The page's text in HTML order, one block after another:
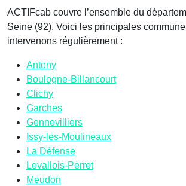
ACTIFcab couvre l’ensemble du
Seine (92). Voici les principales
intervenons régulièrement :
Antony
Boulogne-Billancourt
Clichy
Garches
Gennevilliers
Issy-les-Moulineaux
La Défense
Levallois-Perret
Meudon